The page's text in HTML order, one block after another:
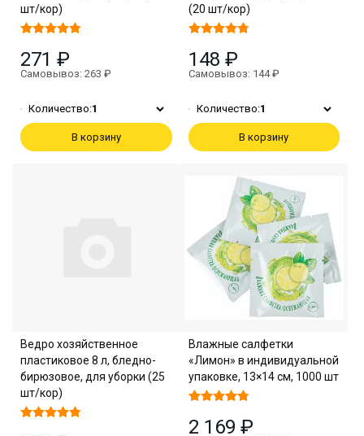
шт/кор)
271 ₽
Самовывоз: 263 ₽
Количество:1
В корзину
(20 шт/кор)
148 ₽
Самовывоз: 144 ₽
Количество:1
В корзину
Ведро хозяйственное
пластиковое 8 л, бледно-
бирюзовое, для уборки (25
шт/кор)
Влажные салфетки
«Лимон» в индивидуальной
упаковке, 13×14 см, 1000 шт
2 169 ₽